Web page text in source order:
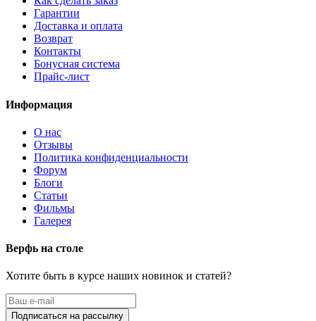
Гарантии
Доставка и оплата
Возврат
Контакты
Бонусная система
Прайс-лист
Информация
О нас
Отзывы
Политика конфиденциальности
Форум
Блоги
Статьи
Фильмы
Галерея
Верфь на столе
Хотите быть в курсе наших новинок и статей?